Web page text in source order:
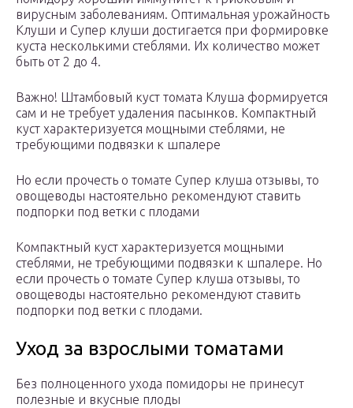
вирусным заболеваниям. Оптимальная урожайность
Клуши и Супер клуши достигается при формировке
куста несколькими стеблями. Их количество может
быть от 2 до 4.
Важно! Штамбовый куст томата Клуша формируется
сам и не требует удаления пасынков. Компактный
куст характеризуется мощными стеблями, не
требующими подвязки к шпалере
Но если прочесть о томате Супер клуша отзывы, то
овощеводы настоятельно рекомендуют ставить
подпорки под ветки с плодами
Компактный куст характеризуется мощными
стеблями, не требующими подвязки к шпалере. Но
если прочесть о томате Супер клуша отзывы, то
овощеводы настоятельно рекомендуют ставить
подпорки под ветки с плодами.
Уход за взрослыми томатами
Без полноценного ухода помидоры не принесут
полезные и вкусные плоды